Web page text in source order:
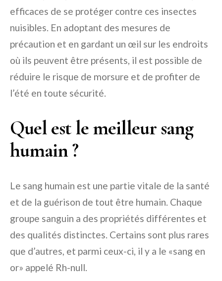
efficaces de se protéger contre ces insectes
nuisibles. En adoptant des mesures de
précaution et en gardant un œil sur les endroits
où ils peuvent être présents, il est possible de
réduire le risque de morsure et de profiter de
l’été en toute sécurité.
Quel est le meilleur sang
humain ?
Le sang humain est une partie vitale de la santé
et de la guérison de tout être humain. Chaque
groupe sanguin a des propriétés différentes et
des qualités distinctes. Certains sont plus rares
que d’autres, et parmi ceux-ci, il y a le «sang en
or» appelé Rh-null.